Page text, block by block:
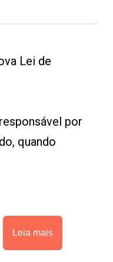
Lei de
por
quando
Leia mais